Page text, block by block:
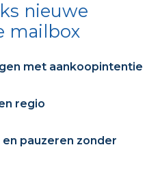
nieuwe
mailbox
met aankoopintentie
regio
pauzeren zonder